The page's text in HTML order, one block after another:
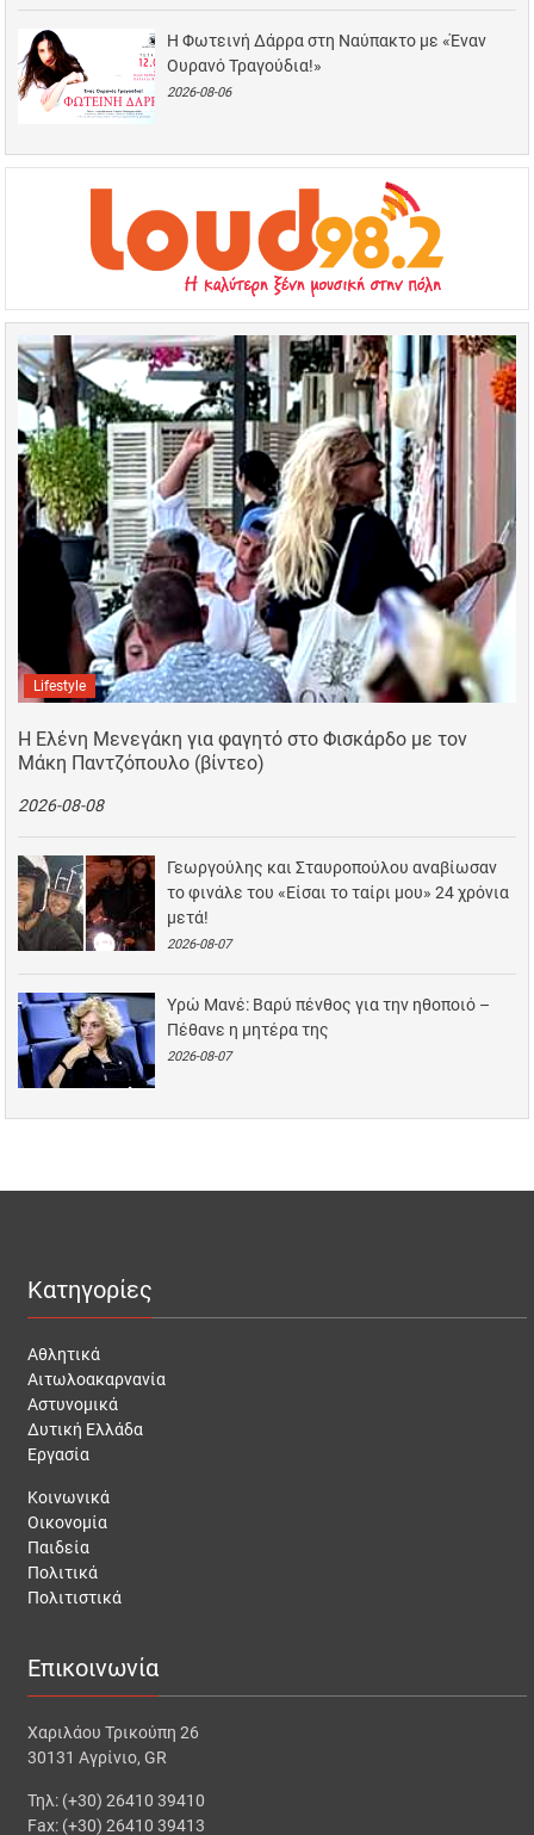
Η Φωτεινή Δάρρα στη Ναύπακτο με «Έναν
Ουρανό Τραγούδια!»
2026-08-06
Lifestyle
Η Ελένη Μενεγάκη για φαγητό στο Φισκάρδο με τον
Μάκη Παντζόπουλο (βίντεο)
2026-08-08
Γεωργούλης και Σταυροπούλου αναβίωσαν
το φινάλε του «Είσαι το ταίρι μου» 24 χρόνια
μετά!
2026-08-07
Υρώ Μανέ: Βαρύ πένθος για την ηθοποιό –
Πέθανε η μητέρα της
2026-08-07
Κατηγορίες
Αθλητικά
Αιτωλοακαρνανία
Αστυνομικά
Δυτική Ελλάδα
Εργασία
Κοινωνικά
Οικονομία
Παιδεία
Πολιτικά
Πολιτιστικά
Επικοινωνία
Χαριλάου Τρικούπη 26
30131 Αγρίνιο, GR
Τηλ: (+30) 26410 39410
Fax: (+30) 26410 39413